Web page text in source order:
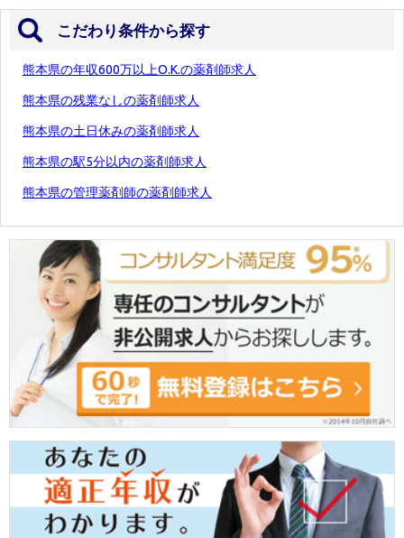
こだわり条件から探す
熊本県の年収600万以上O.K.の薬剤師求人
熊本県の残業なしの薬剤師求人
熊本県の土日休みの薬剤師求人
熊本県の駅5分以内の薬剤師求人
熊本県の管理薬剤師の薬剤師求人